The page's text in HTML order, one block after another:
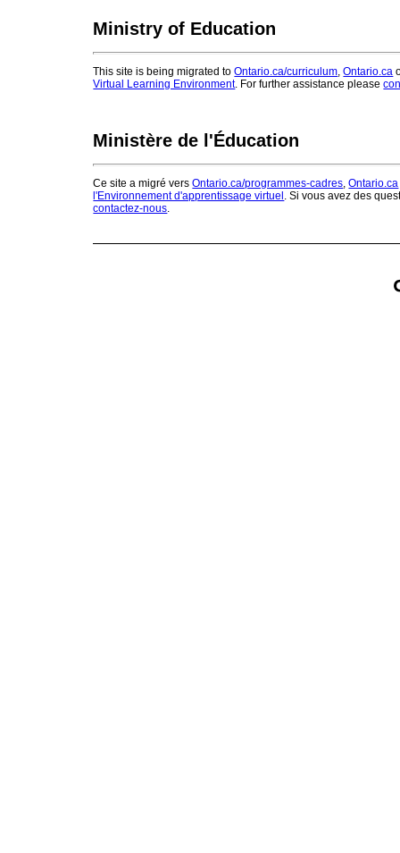
Ministry of Education
This site is being migrated toOntario.ca/curriculum ,Ontario.ca
Virtual Learning Environment. For further assistance please
Ministère de l'Éducation
Ce site a migré versOntario.ca/programmes-cadres ,Ontario.ca
l'Environnement d'apprentissage virtuel . Si vous avez des
contactez-nous